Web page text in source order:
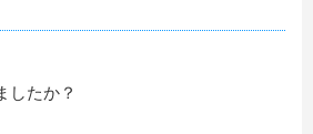
したか？